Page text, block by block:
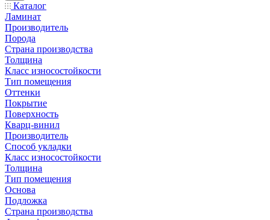
Каталог
Ламинат
Производитель
Порода
Страна производства
Толщина
Класс износостойкости
Тип помещения
Оттенки
Покрытие
Поверхность
Кварц-винил
Производитель
Способ укладки
Класс износостойкости
Толщина
Тип помещения
Основа
Подложка
Страна производства